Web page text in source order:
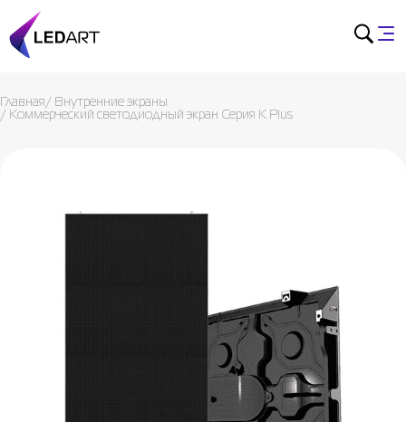
Главная / Внутренние экраны
/ Коммерческий светодиодный экран Серия K Plus